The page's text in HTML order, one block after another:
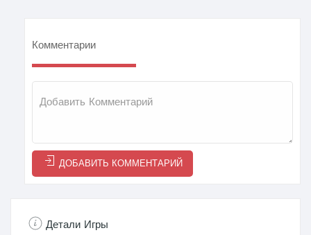
Комментарии
ДОБАВИТЬ КОММЕНТАРИЙ
Детали Игры